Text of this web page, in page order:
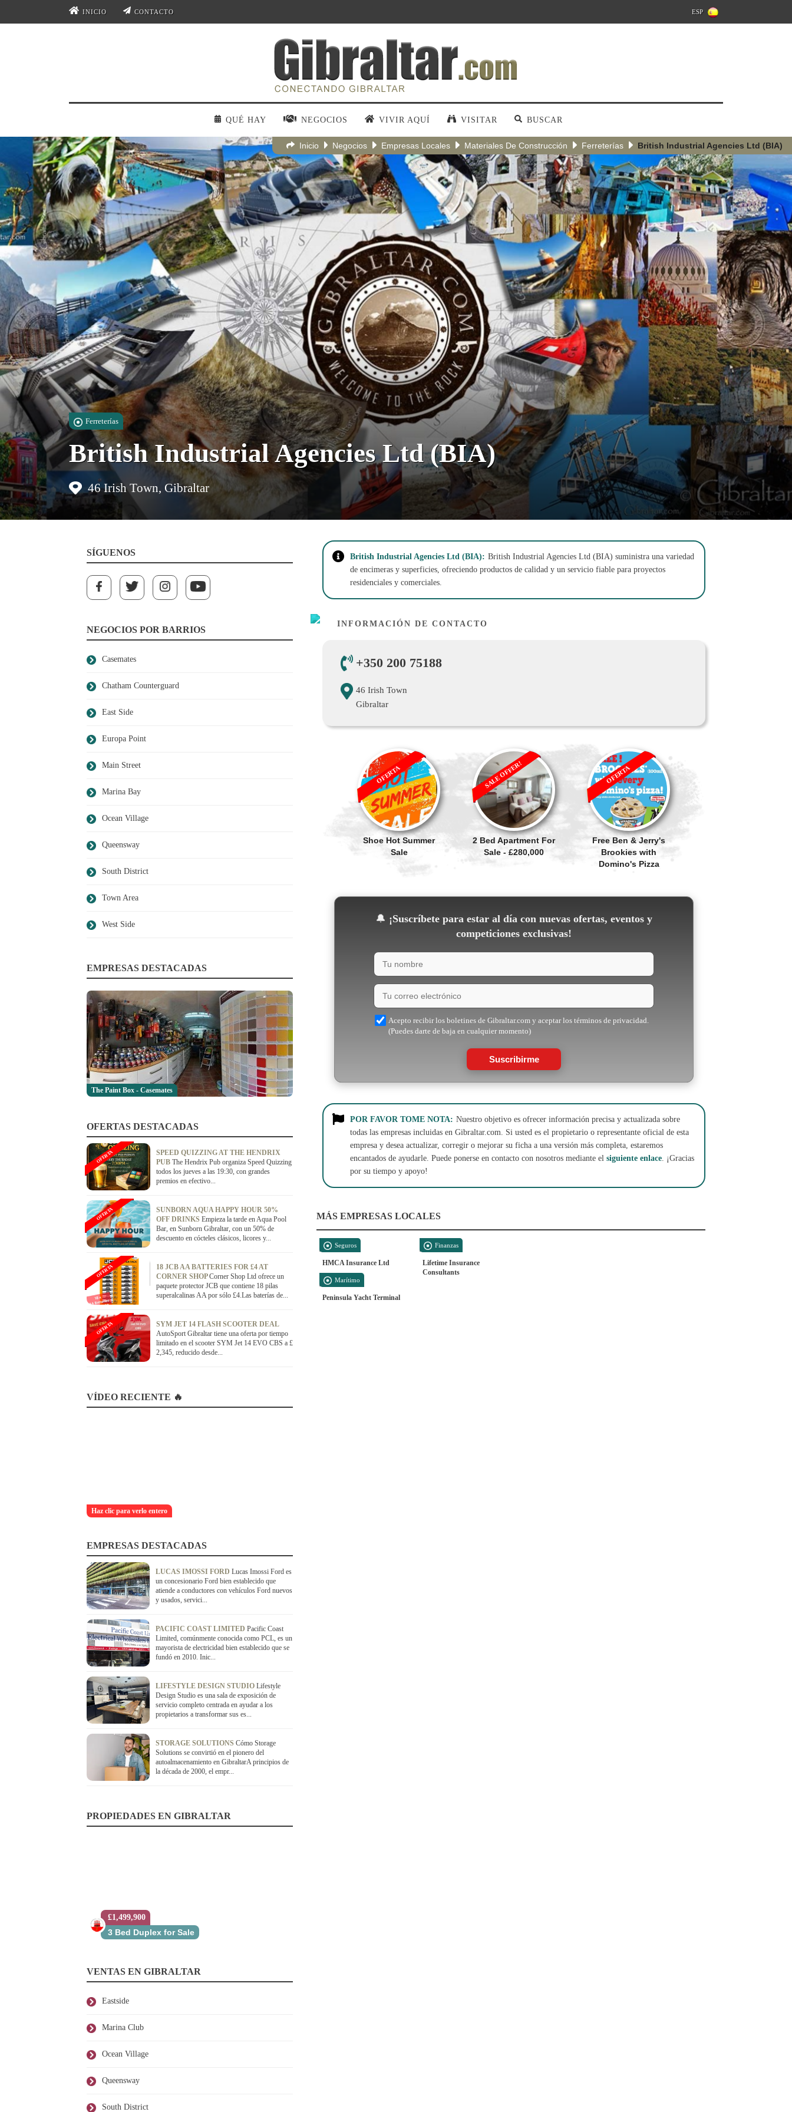
INICIO CONTACTO ESP
QUÉ HAY NEGOCIOS VIVIR AQUÍ VISITAR BUSCAR
Inicio Negocios Empresas Locales Materiales De Construcción Ferreterías British Industrial Agencies Ltd (BIA)
Ferreterías
British Industrial Agencies Ltd (BIA)
46 Irish Town, Gibraltar
SÍGUENOS
NEGOCIOS POR BARRIOS
Casemates
Chatham Counterguard
East Side
Europa Point
Main Street
Marina Bay
Ocean Village
Queensway
South District
Town Area
West Side
EMPRESAS DESTACADAS
The Paint Box - Casemates
OFERTAS DESTACADAS
SPEED QUIZZING AT THE HENDRIX
PUB The Hendrix Pub organiza Speed Quizzing
todos los jueves a las 19:30, con grandes
premios en efectivo...
OFERTA
SUNBORN AQUA HAPPY HOUR 50%
OFF DRINKS Empieza la tarde en Aqua Pool
Bar, en Sunborn Gibraltar, con un 50% de
descuento en cócteles clásicos, licores y...
OFERTA
18 JCB AA BATTERIES FOR £4 AT
CORNER SHOPCorner Shop Ltd ofrece un
paquete protector JCB que contiene 18 pilas
superalcalinas AA por sólo £4.Las baterías de...
OFERTA
SYM JET 14 FLASH SCOOTER DEAL
AutoSport Gibraltar tiene una oferta por tiempo
limitado en el scooter SYM Jet 14 EVO CBS a £
2,345, reducido desde...
OFERTA
VÍDEO RECIENTE 🔥
Haz clic para verlo entero
EMPRESAS DESTACADAS
LUCAS IMOSSI FORD Lucas Imossi Ford es
un concesionario Ford bien establecido que
atiende a conductores con vehículos Ford nuevos
y usados, servici...
PACIFIC COAST LIMITED Pacific Coast
Limited, comúnmente conocida como PCL, es un
mayorista de electricidad bien establecido que se
fundó en 2010. Inic...
LIFESTYLE DESIGN STUDIO Lifestyle
Design Studio es una sala de exposición de
servicio completo centrada en ayudar a los
propietarios a transformar sus es...
STORAGE SOLUTIONS Cómo Storage
Solutions se convirtió en el pionero del
autoalmacenamiento en GibraltarA principios de
la década de 2000, el empr...
PROPIEDADES EN GIBRALTAR
£1,499,900
3 Bed Duplex for Sale
VENTAS EN GIBRALTAR
Eastside
Marina Club
Ocean Village
Queensway
South District
British Industrial Agencies Ltd (BIA): British Industrial Agencies Ltd (BIA) suministra una variedad
de encimeras y superficies, ofreciendo productos de calidad y un servicio fiable para proyectos
residenciales y comerciales.
INFORMACIÓN DE CONTACTO
+350 200 75188
46 Irish Town
Gibraltar
Shoe Hot Summer
Sale
OFERTA
2 Bed Apartment For
Sale - £280,000
SALE OFFER!
Free Ben & Jerry's
Brookies with
Domino's Pizza
OFERTA
🔔 ¡Suscríbete para estar al día con nuevas ofertas, eventos y
competiciones exclusivas!
Acepto recibir los boletines de Gibraltar.com y aceptar los términos de privacidad.
(Puedes darte de baja en cualquier momento)
Suscribirme
POR FAVOR TOME NOTA: Nuestro objetivo es ofrecer información precisa y actualizada sobre
todas las empresas incluidas en Gibraltar.com. Si usted es el propietario o representante oficial de esta
empresa y desea actualizar, corregir o mejorar su ficha a una versión más completa, estaremos
encantados de ayudarle. Puede ponerse en contacto con nosotros mediante el siguiente enlace. ¡Gracias
por su tiempo y apoyo!
MÁS EMPRESAS LOCALES
Seguros
HMCA Insurance Ltd
Finanzas
Lifetime Insurance
Consultants
Marítimo
Peninsula Yacht Terminal